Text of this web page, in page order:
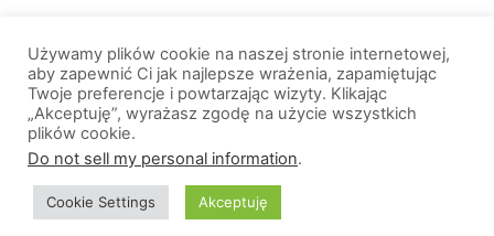
© 2013-2026, All Rights Reserved. Wszelkie prawa zastrzeżone. |
O nas
Logo portalu Polityka prywatności
Używamy plików cookie na naszej stronie internetowej,
aby zapewnić Ci jak najlepsze wrażenia, zapamiętując
Twoje preferencje i powtarzając wizyty. Klikając
„Akceptuję”, wyrażasz zgodę na użycie wszystkich
plików cookie.
Do not sell my personal information.
Cookie Settings Akceptuję